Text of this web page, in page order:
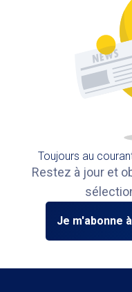
Toujours au
Restez à jour et
Je m'abonne